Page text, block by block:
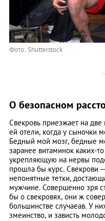
Фото: Shutterstock
О безопасном
Свекровь приезжает на
ей отели, когда у сыночки
Бедный мой мозг, бедные
заранее витаминок каких-
укрепляющую на нервы
прошла бы курс. Свекрови
непонятные тетки,
мужчине. Совершенно зря
бы о свекровях, они ж
большинстве случаеав. У
змеинство, и зависть